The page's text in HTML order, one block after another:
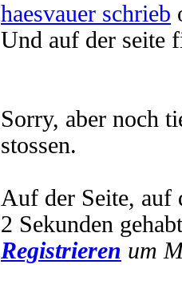
haesvauer schrieb
Und auf der seite
Sorry, aber noch
stossen.
Auf der Seite, auf
2 Sekunden
Registrieren um